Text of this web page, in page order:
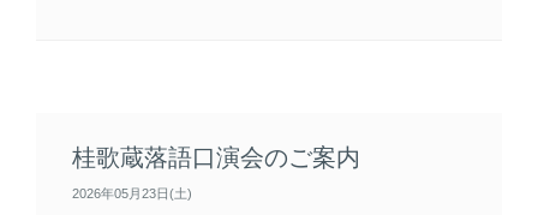
桂歌蔵落語口演会のご案内
2026年05月23日(土)